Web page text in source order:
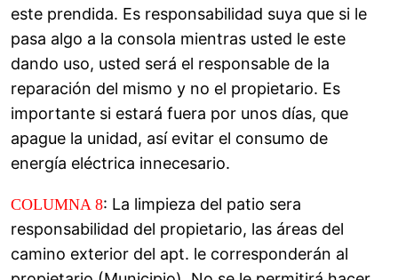
este prendida. Es responsabilidad suya que si le
pasa algo a la consola mientras usted le este
dando uso, usted será el responsable de la
reparación del mismo y no el propietario. Es
importante si estará fuera por unos días, que
apague la unidad, así evitar el consumo de
energía eléctrica innecesario.
COLUMNA 8: La limpieza del patio sera
responsabilidad del propietario, las áreas del
camino exterior del apt. le corresponderán al